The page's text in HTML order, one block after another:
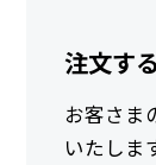
注文する
お客さま
いたしま